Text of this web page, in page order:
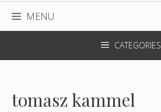
MENU
CATEGORIES
tomasz kammel